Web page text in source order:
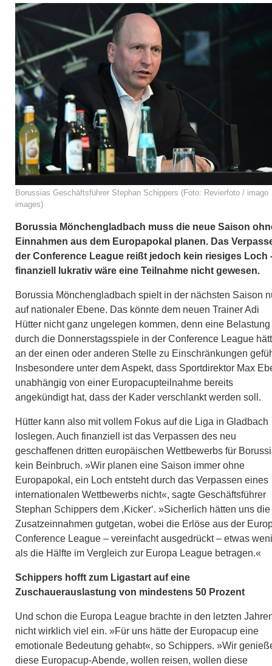
Borussias Geschäftsführer Stephan Schippers (Foto: Revierfoto / imago
images)
Borussia Mönchengladbach muss die neue Saison
Einnahmen aus dem Europapokal planen. Das
der Conference League reißt jedoch kein riesiges Loch
finanziell lukrativ wäre eine Teilnahme nicht gewesen.
Borussia Mönchengladbach spielt in der nächsten Saison
auf nationaler Ebene. Das könnte dem neuen Trainer Adi
Hütter nicht ganz ungelegen kommen, denn eine Belastung
durch die Donnerstagsspiele in der Conference League
an der einen oder anderen Stelle zu Einschränkungen
Insbesondere unter dem Aspekt, dass Sportdirektor Max
unabhängig von einer Europacupteilnahme bereits
angekündigt hat, dass der Kader verschlankt werden soll.
Hütter kann also mit vollem Fokus auf die Liga in Gladbach
loslegen. Auch finanziell ist das Verpassen des neu
geschaffenen dritten europäischen Wettbewerbs für
kein Beinbruch. »Wir planen eine Saison immer ohne
Europapokal, ein Loch entsteht durch das Verpassen eines
internationalen Wettbewerbs nicht«, sagte Geschäftsführer
Stephan Schippers dem ‚Kicker‘. »Sicherlich hätten uns die
Zusatzeinnahmen gutgetan, wobei die Erlöse aus der
Conference League – vereinfacht ausgedrückt – etwas
als die Hälfte im Vergleich zur Europa League betragen.«
Schippers hofft zum Ligastart auf eine
Zuschauerauslastung von mindestens 50 Prozent
Und schon die Europa League brachte in den letzten
nicht wirklich viel ein. »Für uns hätte der Europacup eine
emotionale Bedeutung gehabt«, so Schippers. »Wir
diese Europacup-Abende, wollen reisen, wollen diese